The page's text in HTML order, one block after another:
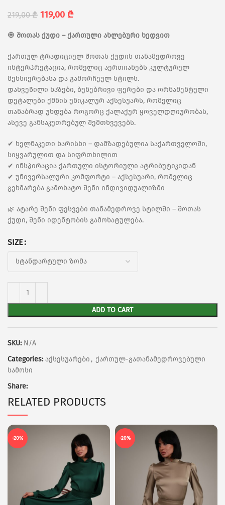
219,00₾ 119,00 ₾
🧿 შოთას ქუდი – ქართული ახლებური ხედვით
ქართულ ტრადიციულ შოთას ქუდის თანამედროვე
ინტერპრეტაცია, რომელიც აერთიანებს კულტურულ
მეხსიერებასა და გამორჩეულ სტილს.
დახვეწილი ხაზები, ბუნებრივი ფერები და ორნამენტული
დეტალები ქმნის უნიკალურ აქსესუარს, რომელიც
თანაბრად უხდება როგორც ქალაქურ ყოველდღიურობას,
ასევე განსაკუთრებულ შემთხვევებს.
✔ ხელნაკეთი ხარისხი – დამზადებულია საქართველოში,
სიყვარულით და სიფრთხილით
✔ ინსპირაცია ქართული ისტორიული ატრიბუტიკიდან
✔ უნივერსალური კომფორტი – აქსესუარი, რომელიც
გეხმარება გამოხატო შენი ინდივიდუალიზმი
🌿 ატარე შენი ფესვები თანამედროვე სტილში – შოთას
ქუდი, შენი იდენტობის გამოხატულება.
SIZE
ADD TO CART
SKU: N/A
Categories: აქსესუარები, ქართულ-გათანამედროვებული
სამოსი
Share:
RELATED PRODUCTS
-20% -20%